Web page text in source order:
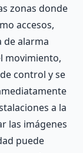
zonas donde
accesos,
de alarma
movimiento,
control y se
a la
las imágenes
puede